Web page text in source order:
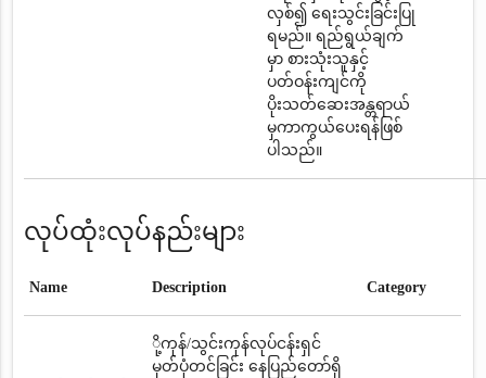
လှစ်၍ ရေးသွင်းခြင်းပြု
ရမည်။ ရည်ရွယ်ချက်
မှာ စားသုံးသူနှင့်
ပတ်ဝန်းကျင်ကို
ပိုးသတ်ဆေးအန္တရာယ်
မှကာကွယ်ပေးရန်ဖြစ်
ပါသည်။
လုပ်ထုံးလုပ်နည်းများ
Name Description Category
ို့ကုန်/သွင်းကုန်လုပ်ငန်းရှင်
မှတ်ပုံတင်ခြင်း နေပြည်တော်ရှိ